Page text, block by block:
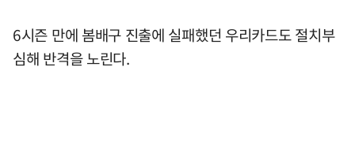
6시즌 만에 봄배구 진출에 실패했던 우리카드도 절치부
심해 반격을 노린다.